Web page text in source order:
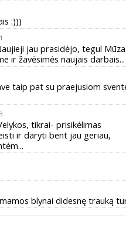
:)))
jau prasidėjo, tegul
ir žavėsimės naujais darbais...
taip pat su praejusiom
tikrai- prisikėlimas
ir daryti bent jau geriau,
blynai didesnę trauką